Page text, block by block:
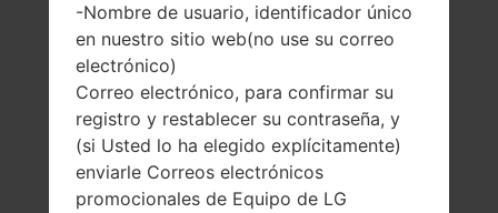
143 gramos (5.04
onzas)
3000 mAh
-Nombre de usuario, identificador único
en nuestro sitio web(no use su correo
electrónico)
Correo electrónico, para confirmar su
registro y restablecer su contraseña, y
(si Usted lo ha elegido explícitamente)
enviarle Correos electrónicos
promocionales de Equipo de LG